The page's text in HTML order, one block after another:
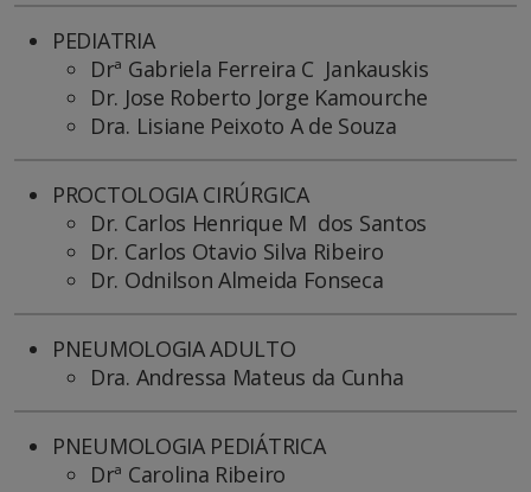
PEDIATRIA
Drª Gabriela Ferreira C Jankauskis
Dr. Jose Roberto Jorge Kamourche
Dra. Lisiane Peixoto A de Souza
PROCTOLOGIA CIRÚRGICA
Dr. Carlos Henrique M dos Santos
Dr. Carlos Otavio Silva Ribeiro
Dr. Odnilson Almeida Fonseca
PNEUMOLOGIA ADULTO
Dra. Andressa Mateus da Cunha
PNEUMOLOGIA PEDIÁTRICA
Drª Carolina Ribeiro